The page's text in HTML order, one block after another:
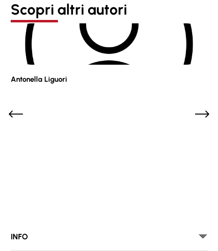
Scopri altri autori
Antonella Liguori
INFO